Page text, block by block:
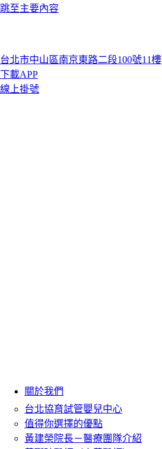
跳至主要內容
台北市中山區南京東路二段100號11樓
下載APP
線上掛號
關於我們
台北協育試管嬰兒中心
值得你選擇的優點
黃建榮院長－醫療團隊介紹